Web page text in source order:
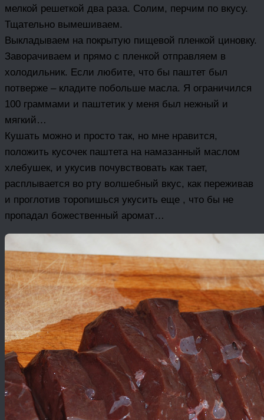
мелкой решеткой два раза. Солим, перчим по вкусу.
Тщательно вымешиваем.
Выкладываем на покрытую пищевой пленкой циновку.
Заворачиваем и прямо с пленкой отправляем в
холодильник. Если любите, что бы паштет был
потверже – кладите побольше масла. Я ограничился
100 граммами и паштетик у меня был нежный и
мягкий…
Кушать можно и просто так, но мне нравится,
положить кусочек паштета на намазанный маслом
хлебушек, и укусив почувствовать как тает,
расплывается во рту волшебный вкус, как переживав
и проглотив торопишься укусить еще , что бы не
пропадал божественный аромат…